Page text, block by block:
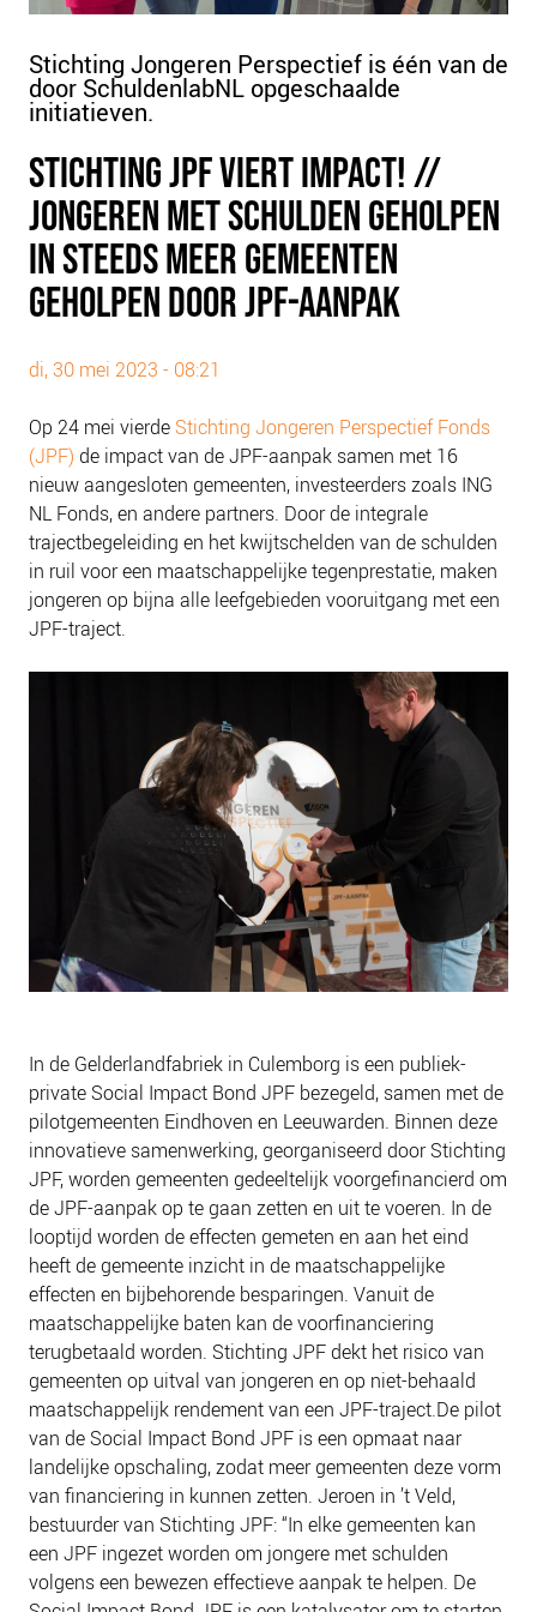
PLINKR NAZORG
SOCIALDEBT
DOORBRAAKMETHODE
DE VOORZIENINGENWIJZER
NEDERLANDSE SCHULDHULPROUTE (NSR)
OVER ONS
VISIE EN MISSIE
ONZE PARTNERS
VACATURES
IN DE MEDIA
OVER NCFG
NIEUWS
BLOGS
Stichting Jongeren Perspectief is één van de
door SchuldenlabNL opgeschaalde
initiatieven.
STICHTING JPF VIERT IMPACT! //
JONGEREN MET SCHULDEN GEHOLPEN
IN STEEDS MEER GEMEENTEN
GEHOLPEN DOOR JPF-AANPAK
di, 30 mei 2023 - 08:21
Op 24 mei vierde Stichting Jongeren Perspectief Fonds
(JPF) de impact van de JPF-aanpak samen met 16
nieuw aangesloten gemeenten, investeerders zoals ING
NL Fonds, en andere partners. Door de integrale
trajectbegeleiding en het kwijtschelden van de schulden
in ruil voor een maatschappelijke tegenprestatie, maken
jongeren op bijna alle leefgebieden vooruitgang met een
JPF-traject.
In de Gelderlandfabriek in Culemborg is een publiek-
private Social Impact Bond JPF bezegeld, samen met de
pilotgemeenten Eindhoven en Leeuwarden. Binnen deze
innovatieve samenwerking, georganiseerd door Stichting
JPF, worden gemeenten gedeeltelijk voorgefinancierd om
de JPF-aanpak op te gaan zetten en uit te voeren. In de
looptijd worden de effecten gemeten en aan het eind
heeft de gemeente inzicht in de maatschappelijke
effecten en bijbehorende besparingen. Vanuit de
maatschappelijke baten kan de voorfinanciering
terugbetaald worden. Stichting JPF dekt het risico van
gemeenten op uitval van jongeren en op niet-behaald
maatschappelijk rendement van een JPF-traject.De pilot
van de Social Impact Bond JPF is een opmaat naar
landelijke opschaling, zodat meer gemeenten deze vorm
van financiering in kunnen zetten. Jeroen in ’t Veld,
bestuurder van Stichting JPF: “In elke gemeenten kan
een JPF ingezet worden om jongere met schulden
volgens een bewezen effectieve aanpak te helpen. De